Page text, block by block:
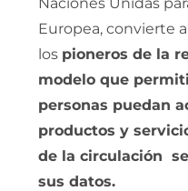
Europea, convierte
los pioneros de la
modelo que
personas puedan
productos y
de la circulación
sus datos.